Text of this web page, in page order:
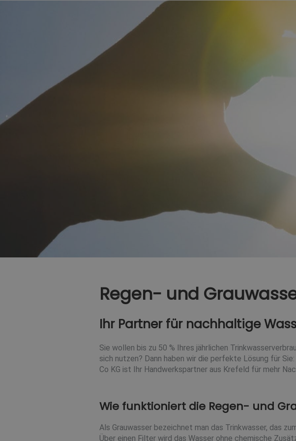
Regen- und
Ihr Partner für nachhaltige
Sie wollen bis zu 50 % Ihres jährlichen
sich nutzen? Dann haben wir die perfekte Lösung für
Co KG ist Ihr Handwerkspartner aus Krefeld für mehr
Wie funktioniert die Regen- und
Als Grauwasser bezeichnet man das Trinkwasser, das
Über einen Filter wird das Wasser ohne chemische